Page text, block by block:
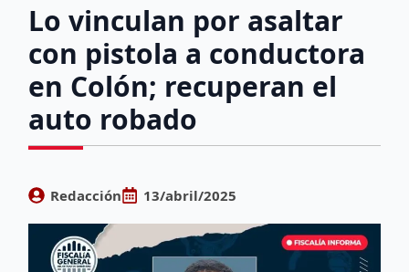
Lo vinculan por asaltar
con pistola a conductora
en Colón; recuperan el
auto robado
Redacción 13/abril/2025